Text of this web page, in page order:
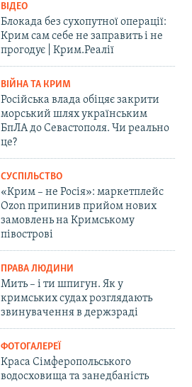
ВІДЕО
Блокада без сухопутної операції:
Крим сам себе не заправить і не
прогодує | Крим.Реалії
ВІЙНА ТА КРИМ
Російська влада обіцяє закрити
морський шлях українським
БпЛА до Севастополя. Чи реально
це?
СУСПІЛЬСТВО
«Крим – не Росія»: маркетплейс
Ozon припинив прийом нових
замовлень на Кримському
півострові
ПРАВА ЛЮДИНИ
Мить – і ти шпигун. Як у
кримських судах розглядають
звинувачення в держзраді
ФОТОГАЛЕРЕЇ
Краса Сімферопольського
водосховища та занедбаність